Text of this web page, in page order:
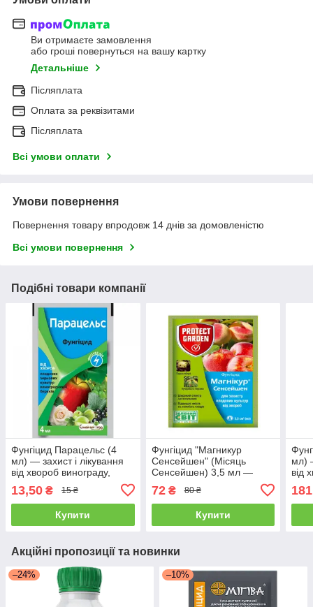
Ви отримаєте замовлення
або гроші повернуться на вашу картку
Детальніше
Післяплата
Оплата за реквізитами
Післяплата
Всі умови оплати
Умови повернення
Повернення товару впродовж 14 днів за домовленістю
Всі умови повернення
Подібні товари компанії
Фунгіцид Парацельс (4
мл) — захист і лікування
від хвороб винограду,
плодово-ягідних, цукрових
буряків
13,50 ₴ 15 ₴
Купити
Фунгіцид "Магникур
Сенсейшен" (Місяць
Сенсейшен) 3,5 мл —
захищає плодові дерева
від хвороб
72₴ 80 ₴
Купити
мл)
від
Акційні пропозиції та новинки
–24% –10%